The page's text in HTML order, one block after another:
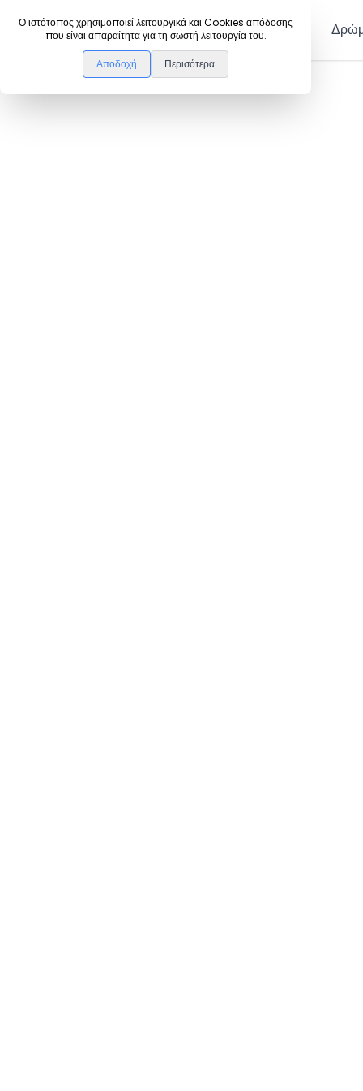
Ο ιστότοπος χρησιμοποιεί λειτουργικά και Cookies απόδοσης
που είναι απαραίτητα για τη σωστή λειτουργία του.
Αποδοχή Περισότερα
DanceLink Μέλη